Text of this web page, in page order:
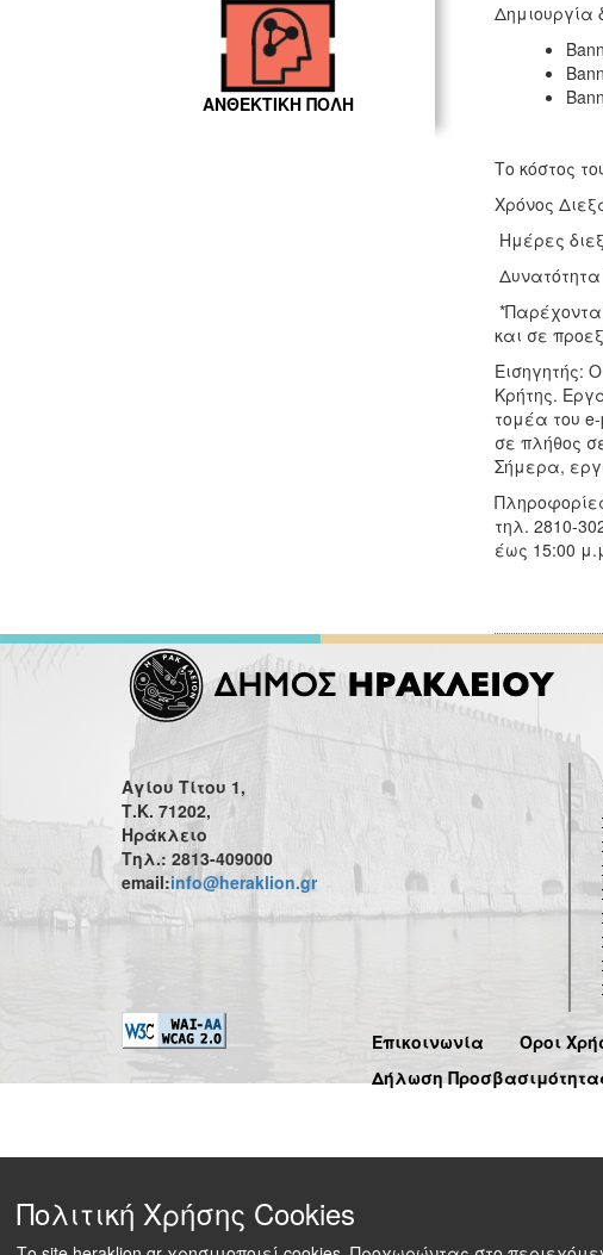
ΑΝΘΕΚΤΙΚΗ ΠΟΛΗ
Δημιουργία
Το κόστος
Χρόνος
Ημέρες
και σε
Εισηγητής:
Κρήτης.
τομέα του
σε πλήθος
Σήμερα,
τηλ. 2810-
έως 15:00
Αγίου Τίτου 1,
Τ.Κ. 71202,
Ηράκλειο
Τηλ.: 2813-409000
email:info@heraklion.gr
Επικοινωνία
Όροι
Δήλωση
Πολιτική Χρήσης Cookies